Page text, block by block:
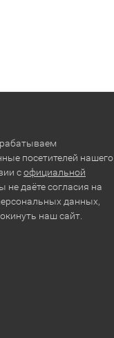
посетителей нашего
софициальной
не даёте согласия на
данных,
наш сайт.